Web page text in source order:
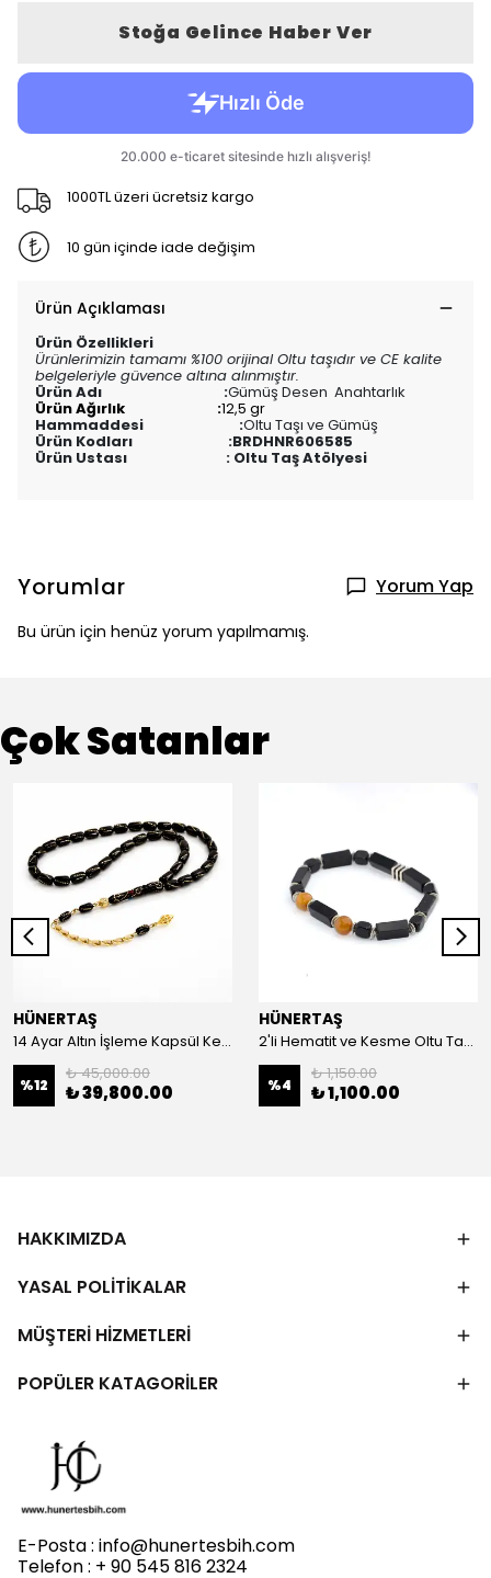
Stoğa Gelince Haber Ver
1000TL üzeri ücretsiz kargo
10 gün içinde iade değişim
Ürün Açıklaması
Ürün Özellikleri
Ürünlerimizin tamamı %100 orijinal Oltu taşıdır ve CE kalite
belgeleriyle güvence altına alınmıştır.
Ürün Adı :Gümüş Desen Anahtarlık
Ürün Ağırlık :12,5 gr
Hammaddesi :Oltu Taşı ve Gümüş
Ürün Kodları :BRDHNR606585
Ürün Ustası : Oltu Taş Atölyesi
Yorumlar Yorum Yap
Bu ürün için henüz yorum yapılmamış.
Çok Satanlar
HÜNERTAŞ
14 Ayar Altın İşleme Kapsül Kesim Oltu Taşı Tespih
%12
₺ 45,000.00
₺ 39,800.00
HÜNERTAŞ
2'li Hematit ve Kesme Oltu Taşı Bileklik
%4
₺ 1,150.00
₺ 1,100.00
HAKKIMIZDA
YASAL POLİTİKALAR
MÜŞTERİ HİZMETLERİ
POPÜLER KATAGORİLER
E-Posta : info@hunertesbih.com
Telefon : + 90 545 816 2324